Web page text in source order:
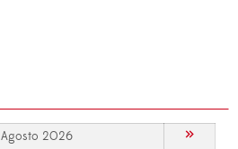
Agosto 2026 »